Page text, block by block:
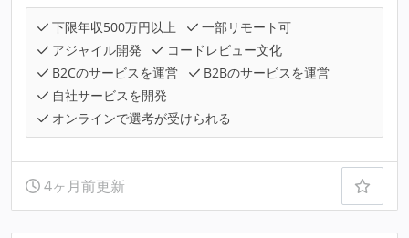
下限年収500万円以上
一部リモート可
アジャイル開発
コードレビュー文化
B2Cのサービスを運営
B2Bのサービスを運営
自社サービスを開発
オンラインで選考が受けられる
4ヶ月前更新